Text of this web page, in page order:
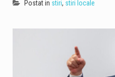
Postat in stiri, stiri locale